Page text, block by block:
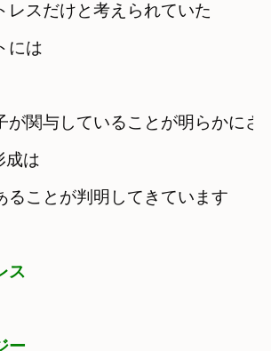
レスだけと考えられていた
には
が関与していることが明らかにさ
成は
ることが判明してきています
ス
ー